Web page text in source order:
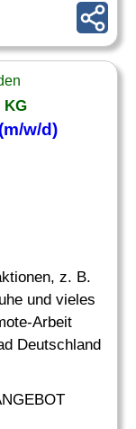
KG
w/d)
z. B.
und vieles
Arbeit
Deutschland